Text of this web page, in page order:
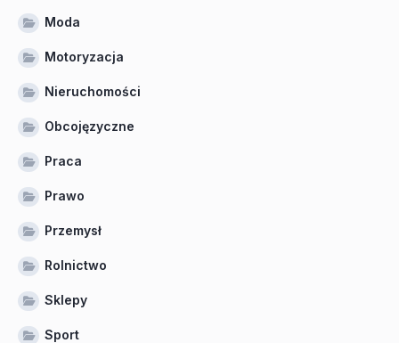
Moda
Motoryzacja
Nieruchomości
Obcojęzyczne
Praca
Prawo
Przemysł
Rolnictwo
Sklepy
Sport